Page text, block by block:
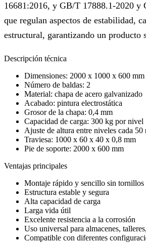
16681:2016, y GB/T 17888.1-2020 y
que regulan aspectos de estabilidad,
estructural, garantizando un producto
Descripción técnica
Dimensiones: 2000 x 1000 x 600 mm
Número de baldas: 2
Material: chapa de acero galvanizado
Acabado: pintura electrostática
Grosor de la chapa: 0,4 mm
Capacidad de carga: 300 kg por nivel
Ajuste de altura entre niveles cada 50
Traviesa: 1000 x 60 x 40 x 0,8 mm
Pie de soporte: 2000 x 600 mm
Ventajas principales
Montaje rápido y sencillo sin tornillos
Estructura estable y segura
Alta capacidad de carga
Larga vida útil
Excelente resistencia a la corrosión
Uso universal para almacenes,
Compatible con diferentes